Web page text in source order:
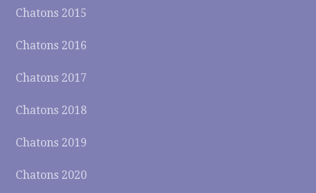
Chatons 2015
Chatons 2016
Chatons 2017
Chatons 2018
Chatons 2019
Chatons 2020